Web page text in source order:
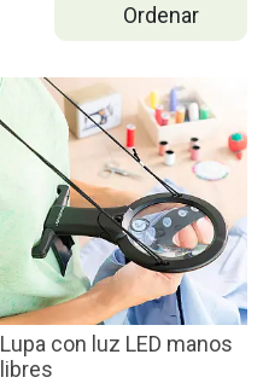
Ordenar
Lupa con luz LED manos
libres